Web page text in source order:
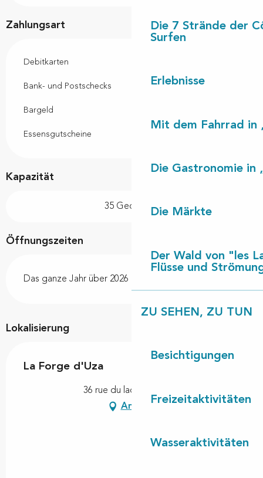
Die 7 Strände der
Surfen
Erlebnisse
Mit dem Fahrrad in
Die Gastronomie in
Die Märkte
Der Wald von "les
Flüsse und
ZU SEHEN, ZU TUN
Besichtigungen
Freizeitaktivitäten
Wasseraktivitäten
Zahlungsart
Debitkarten
Bank- und Postschecks
Bargeld
Essensgutscheine
Kapazität
35 Gedeck(e)
Öffnungszeiten
Das ganze Jahr über 2026
Lokalisierung
La Forge d'Uza
36 rue du lac, 40170 Uza
Anfahrt